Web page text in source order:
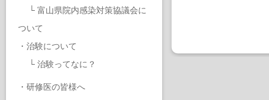
└ 富山県院内感染対策協議会に
ついて
・ 治験について
└ 治験ってなに？
・ 研修医の皆様へ